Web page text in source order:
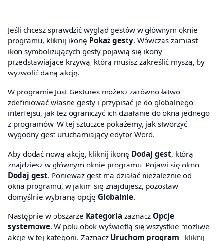
Jeśli chcesz sprawdzić wygląd gestów w głównym oknie
programu, kliknij ikonę Pokaż gesty. Wówczas zamiast
ikon symbolizujących gesty pojawią się ikony
przedstawiające krzywą, którą musisz zakreślić myszą, by
wyzwolić daną akcję.
W programie Just Gestures możesz zarówno łatwo
zdefiniować własne gesty i przypisać je do globalnego
interfejsu, jak też ograniczyć ich działanie do okna jednego
z programów. W tej sztuczce pokażemy, jak stworzyć
wygodny gest uruchamiający edytor Word.
Aby dodać nową akcję, kliknij ikonę Dodaj gest, którą
znajdziesz w głównym oknie programu. Pojawi się okno
Dodaj gest. Ponieważ gest ma działać niezależnie od
okna programu, w jakim się znajdujesz, pozostaw
domyślnie wybraną opcję Globalnie.
Następnie w obszarze Kategoria zaznacz Opcje
systemowe. W polu obok wyświetlą się wszystkie możliwe
akcje w tej kategorii. Zaznacz Uruchom program i kliknij